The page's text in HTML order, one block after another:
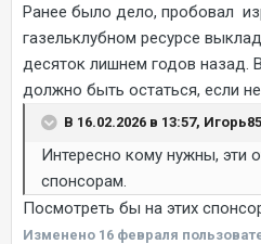
Ранее было дело, пробовал
газельклубном ресурсе
десяток лишнем годов назад.
должно быть остаться, если не
В 16.02.2026 в 13:57,
Интересно кому нужны, эти
спонсорам.
Посмотреть бы на этих
Изменено 16 февраля